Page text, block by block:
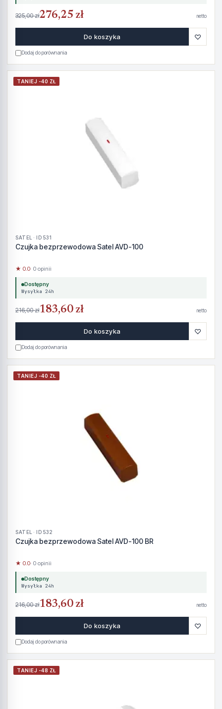
325,00 zł276,25 zł netto
Do koszyka ♡
Dodaj do porównania
TANIEJ -40 ZŁ
SATEL · ID 531
Czujka bezprzewodowa Satel AVD-100
★ 0.0· 0 opinii
Dostępny
Wysyłka 24h
216,00 zł183,60 zł netto
Do koszyka ♡
Dodaj do porównania
TANIEJ -40 ZŁ
SATEL · ID 532
Czujka bezprzewodowa Satel AVD-100 BR
★ 0.0· 0 opinii
Dostępny
Wysyłka 24h
216,00 zł183,60 zł netto
Do koszyka ♡
Dodaj do porównania
TANIEJ -48 ZŁ